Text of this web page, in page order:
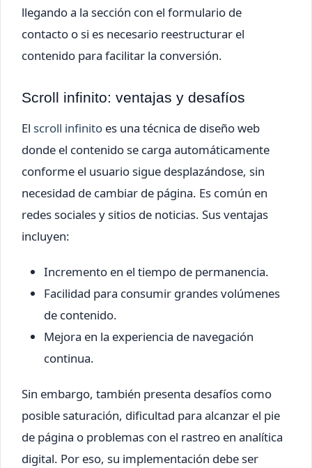
llegando a la sección con el formulario de
contacto o si es necesario reestructurar el
contenido para facilitar la conversión.
Scroll infinito: ventajas y desafíos
El scroll infinito es una técnica de diseño web
donde el contenido se carga automáticamente
conforme el usuario sigue desplazándose, sin
necesidad de cambiar de página. Es común en
redes sociales y sitios de noticias. Sus ventajas
incluyen:
Incremento en el tiempo de permanencia.
Facilidad para consumir grandes volúmenes
de contenido.
Mejora en la experiencia de navegación
continua.
Sin embargo, también presenta desafíos como
posible saturación, dificultad para alcanzar el pie
de página o problemas con el rastreo en analítica
digital. Por eso, su implementación debe ser